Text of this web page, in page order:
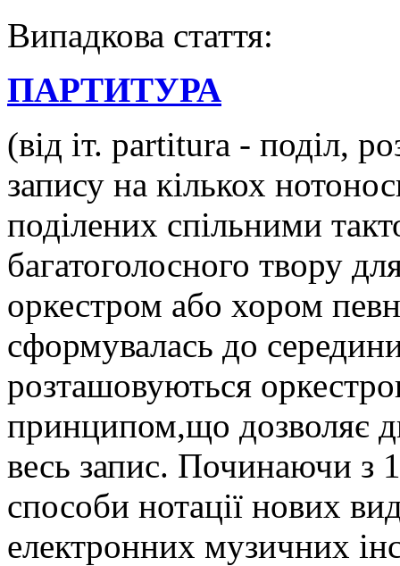
Випадкова стаття:
ПАРТИТУРА
(від іт. partitura - поділ,
запису на кількох
поділених спільними
багатоголосного твору
оркестром або хором
сформувалась до
розташовуються
принципом,що дозволяє
весь запис. Починаючи з
способи нотації нових
електронних музичних